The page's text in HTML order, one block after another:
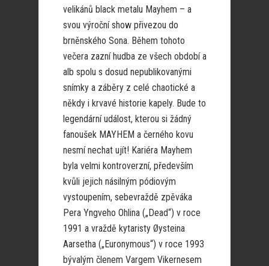
velikánů black metalu Mayhem – a
svou výroční show přivezou do
brněnského Sona. Během tohoto
večera zazní hudba ze všech období a
alb spolu s dosud nepublikovanými
snímky a záběry z celé chaotické a
někdy i krvavé historie kapely. Bude to
legendární událost, kterou si žádný
fanoušek MAYHEM a černého kovu
nesmí nechat ujít! Kariéra Mayhem
byla velmi kontroverzní, především
kvůli jejich násilným pódiovým
vystoupením, sebevraždě zpěváka
Pera Yngveho Ohlina („Dead“) v roce
1991 a vraždě kytaristy Øysteina
Aarsetha („Euronymous“) v roce 1993
bývalým členem Vargem Vikernesem